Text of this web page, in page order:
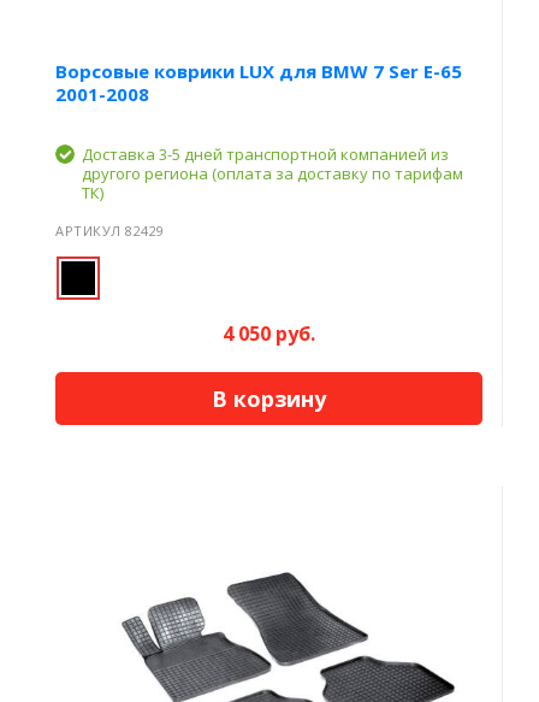
Ворсовые коврики LUX для BMW 7 Ser E-65
2001-2008
Доставка 3-5 дней транспортной компанией из
другого региона (оплата за доставку по тарифам
ТК)
АРТИКУЛ 82429
4 050 руб.
В корзину